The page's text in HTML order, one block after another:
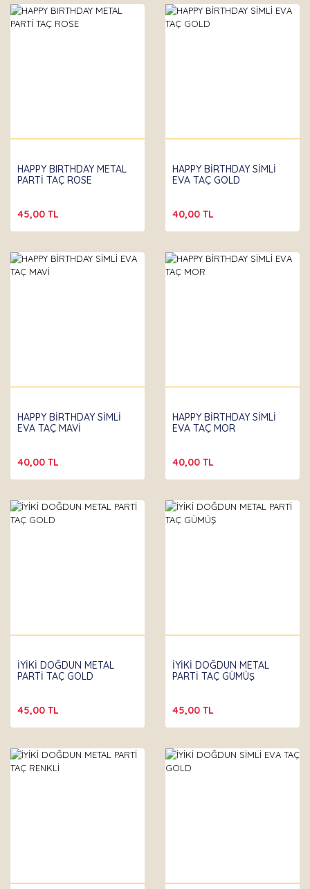
HAPPY BIRTHDAY METAL
PARTİ TAÇ ROSE
45,00 TL
HAPPY BİRTHDAY SİMLİ
EVA TAÇ GOLD
40,00 TL
HAPPY BİRTHDAY SİMLİ
EVA TAÇ MAVİ
40,00 TL
HAPPY BİRTHDAY SİMLİ
EVA TAÇ MOR
40,00 TL
İYİKİ DOĞDUN METAL
PARTİ TAÇ GOLD
45,00 TL
İYİKİ DOĞDUN METAL
PARTİ TAÇ GÜMÜŞ
45,00 TL